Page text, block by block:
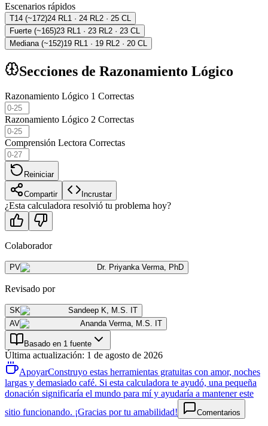
Escenarios rápidos
T14 (~172)24 RL1 · 24 RL2 · 25 CL
Fuerte (~165)23 RL1 · 23 RL2 · 23 CL
Mediana (~152)19 RL1 · 19 RL2 · 20 CL
Secciones de Razonamiento Lógico
Razonamiento Lógico 1 Correctas
Razonamiento Lógico 2 Correctas
Comprensión Lectora Correctas
Reiniciar
Compartir Incrustar
¿Esta calculadora resolvió tu problema hoy?
Colaborador
PV Dr. Priyanka Verma, PhD
Revisado por
SK Sandeep K, M.S. IT
AV
Ananda Verma, M.S. IT
Basado en 1 fuente
Última actualización: 1 de agosto de 2026
ApoyarConstruyo estas herramientas gratuitas con amor, noches
largas y demasiado café. Si esta calculadora te ayudó, una pequeña
donación significaría el mundo para mí y ayudaría a mantener este
sitio funcionando. ¡Gracias por tu amabilidad!
Comentarios